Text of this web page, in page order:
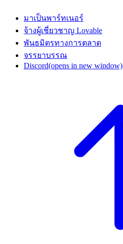
มาเป็นพาร์ทเนอร์
จ้างผู้เชี่ยวชาญ Lovable
พันธมิตรทางการตลาด
จรรยาบรรณ
Discord(opens in new window)